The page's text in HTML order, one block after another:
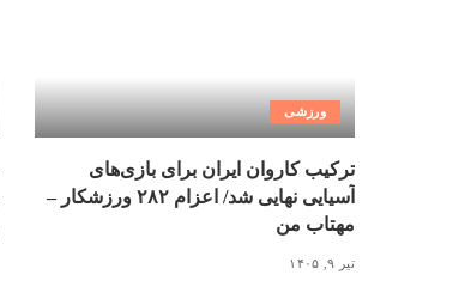
ورزشی
ترکیب کاروان ایران برای بازی‌های
آسیایی نهایی شد/ اعزام ۲۸۲ ورزشکار –
مهتاب من
تیر ۹, ۱۴۰۵